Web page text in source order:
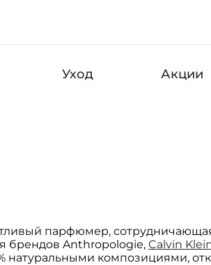
Уход Акции
парфюмер,
брендов Anthropologie, Calvin
натуральными композициями,